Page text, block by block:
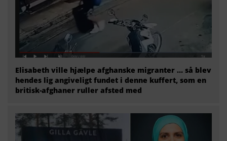
Elisabeth ville hjælpe afghanske migranter … så blev
hendes lig angiveligt fundet i denne kuffert, som en
britisk-afghaner ruller afsted med